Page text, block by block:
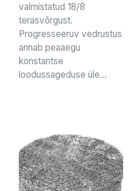
valmistatud 18/8
terasvõrgust.
Progresseeruv vedrustus
annab peaaegu
konstantse
loodussageduse üle...